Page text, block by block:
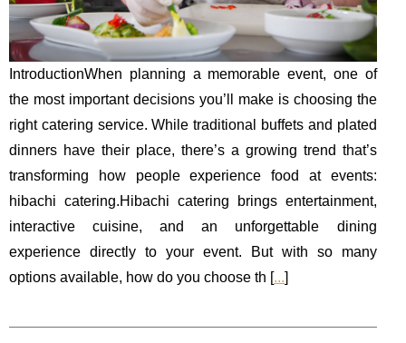
IntroductionWhen planning a memorable event, one of
the most important decisions you’ll make is choosing the
right catering service. While traditional buffets and plated
dinners have their place, there’s a growing trend that’s
transforming how people experience food at events:
hibachi catering.Hibachi catering brings entertainment,
interactive cuisine, and an unforgettable dining
experience directly to your event. But with so many
options available, how do you choose th [...]